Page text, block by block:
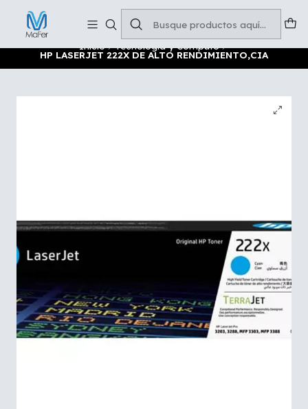
Inicio Tecnología y Cómputo
HP LASERJET 222X DE ALTO RENDIMIENTO,CIA